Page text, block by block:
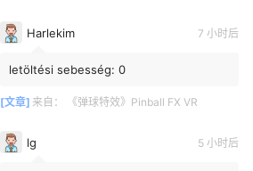
Harlekim 7 小时后
letöltési sebesség: 0
[文章] 来自： 《弹球特效》Pinball FX VR
lg 5 小时后